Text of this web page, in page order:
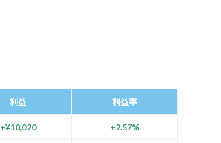
利益 利益率
+¥10,020 +2.57%